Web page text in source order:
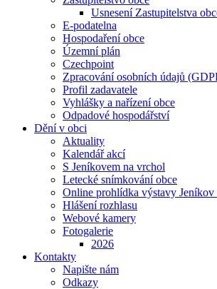
Usnesení Zastupitelstva
E-podatelna
Hospodaření obce
Územní plán
Czechpoint
Zpracování osobních údajů
Profil zadavatele
Vyhlášky a nařízení obce
Odpadové hospodářství
Dění v obci
Aktuality
Kalendář akcí
S Jeníkovem na vrchol
Letecké snímkování obce
Online prohlídka výstavy Jeníkov
Hlášení rozhlasu
Webové kamery
Fotogalerie
2026
Kontakty
Napište nám
Odkazy